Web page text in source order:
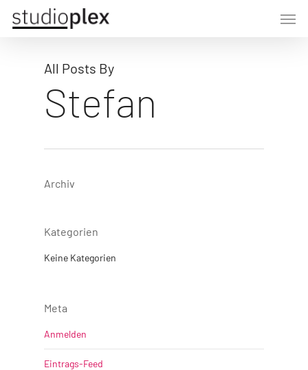
All Posts By
Stefan
Archiv
Kategorien
Keine Kategorien
Meta
Anmelden
Eintrags-Feed